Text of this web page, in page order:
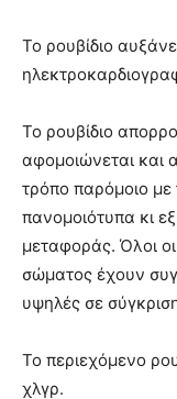
Το ρουβίδιο
Το ρουβίδιο
αφομοιώνεται και
τρόπο παρόμοιο
πανομοιότυπα κι
μεταφοράς. Όλοι
σώματος έχουν
υψηλές σε
Το περιεχόμενο
χλγρ.